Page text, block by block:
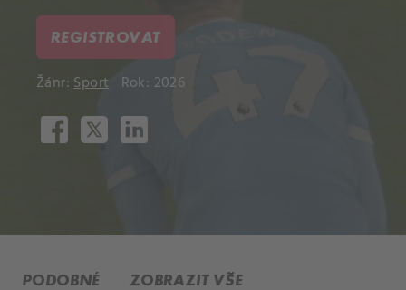
REGISTROVAT
Žánr:Sport Rok: 2026
PODOBNÉ ZOBRAZIT VŠE